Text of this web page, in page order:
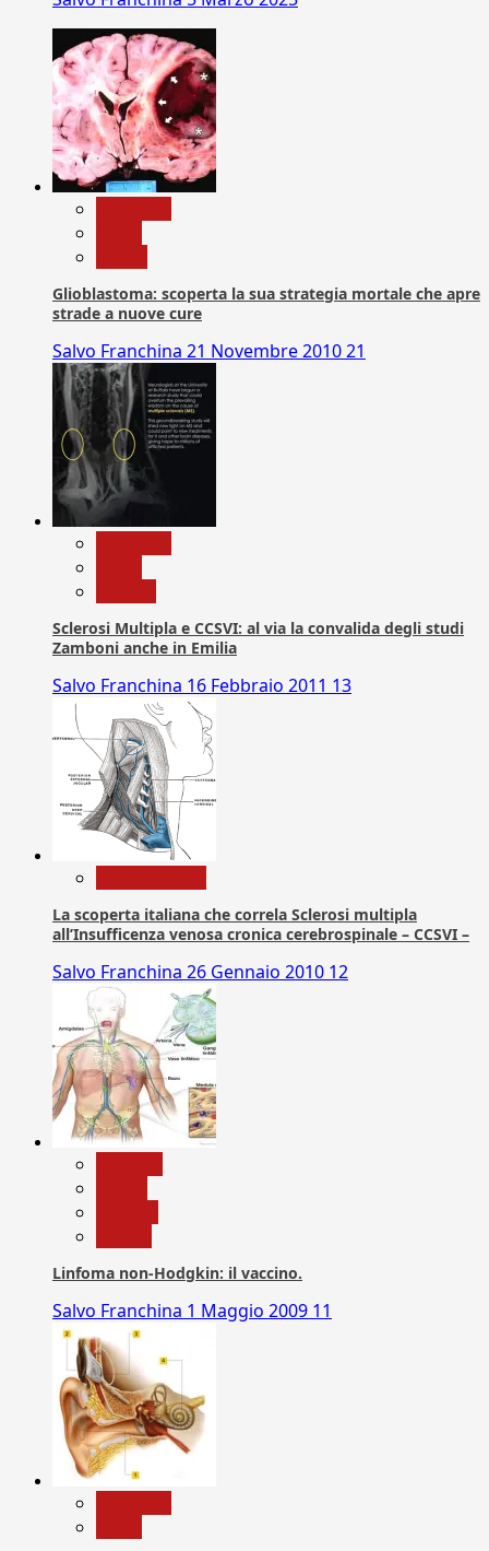
Glioblastoma: scoperta la sua strategia mortale che apre
strade a nuove cure
Salvo Franchina 21 Novembre 201021
Sclerosi Multipla e CCSVI: al via la convalida degli studi
Zamboni anche in Emilia
Salvo Franchina 16 Febbraio 2011 13
La scoperta italiana che correla Sclerosi multipla
all’Insufficenza venosa cronica cerebrospinale – CCSVI –
Salvo Franchina 26 Gennaio 2010 12
Linfoma non-Hodgkin: il vaccino.
Salvo Franchina 1 Maggio 2009 11